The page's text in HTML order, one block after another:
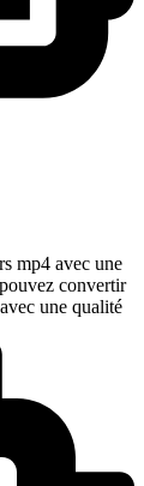
mp4 avec une
convertir
une qualité